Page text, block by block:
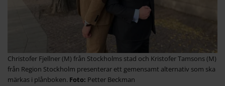
Christofer Fjellner (M) från Stockholms stad och Kristofer Tamsons (M)
från Region Stockholm presenterar ett gemensamt alternativ som ska
märkas i plånboken.
Petter Beckman